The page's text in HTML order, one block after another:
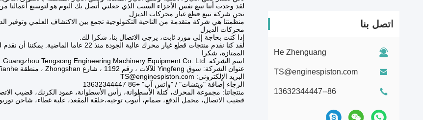
اتصل بنا
He Zhenguang
TS@enginespiston.com
86--13632344447
لقد وجدت أننا نبيع نفس الأجزاء السبب الذي جعلني أتصل بك اليوم هو لتوسيع أعمالنا
نحن شركة تبيع قطع غيار محركات الديزل
منظمتنا هي شركة متقدمة من الناحية التكنولوجية تجمع بين الاكتشاف العلمي وتوفير
محركات الديزل
إذا كنت بحاجة إلى مورد ثابت، يرجى الاتصال بنا، شكرا لك.
لقد كنا نقدم منتجات قطع غيار محرك عالية
الممتازة، شكرا
اسم الشركة: Guangzhou Tengsong Engineering Machinery Equipment Co. Ltd.
عنوان الشركة: سوق Yingfeng للآلات ، رقم 1192 ، شارع Zhongshan ، منطقة Tianhe ، غوانغشو
البريد الإلكتروني: TS@enginespiston.com
الرجاء إضافة "ويتشات" / "واتس آب" +86 13632344447
منتجاتنا: مجموعة المحرك، كتلة الأسطوانة، رأس الأسطوانة، عمود الكرنك، قضيب
قضيب الاتصال، محمل الدفع، صمام، أنبوب توجيه،حلقة المقعد، علبة غطاء، شاحن